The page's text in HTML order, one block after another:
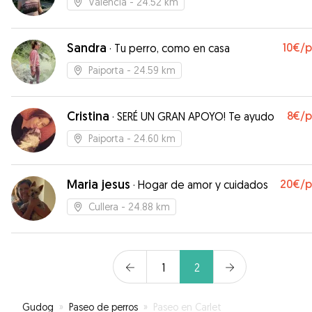
Sandra · Tu perro, como en casa 10€/
Paiporta - 24.59 km
Cristina · SERÉ UN GRAN APOYO! Te ayudo 8€/
Paiporta - 24.60 km
Maria jesus · Hogar de amor y cuidados 20€/
Cullera - 24.88 km
1 2
Gudog » Paseo de perros » Paseo en Carlet